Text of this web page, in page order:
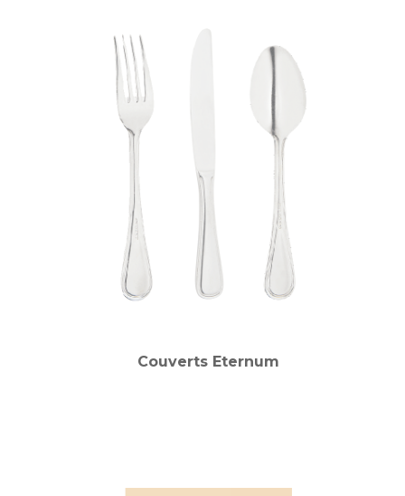
Couverts Eternum